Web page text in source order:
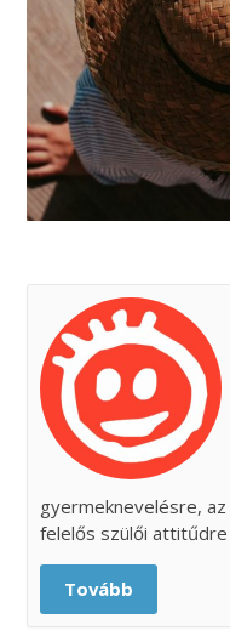
gyermeknevelésre, az
felelős szülői attitűdre
Tovább